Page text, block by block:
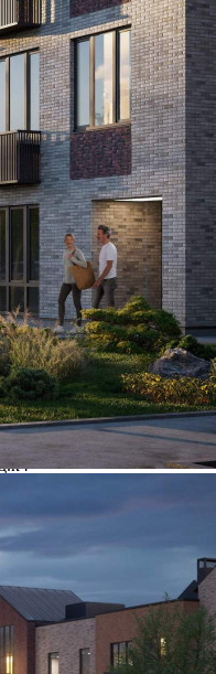
номер 78 общей
ЖК «Жаворонки